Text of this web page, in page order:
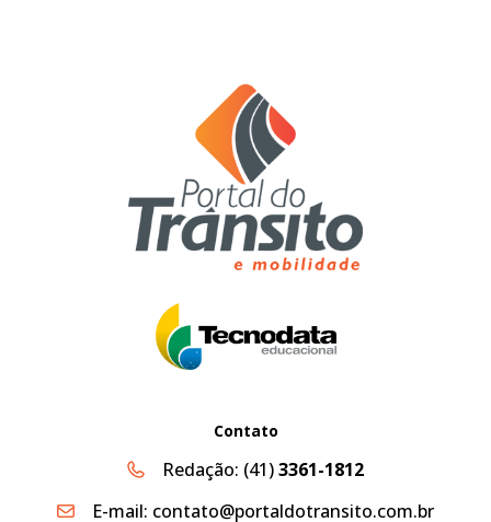
Contato
Redação: (41)3361-1812
E-mail: contato@portaldotransito.com.br